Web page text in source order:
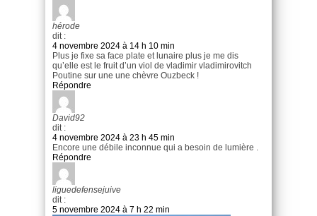
hérode
dit :
4 novembre 2024 à 14 h 10 min
Plus je fixe sa face plate et lunaire plus je me dis
qu’elle est le fruit d’un viol de vladimir vladimirovitch
Poutine sur une une chèvre Ouzbeck !
Répondre
David92
dit :
4 novembre 2024 à 23 h 45 min
Encore une débile inconnue qui a besoin de lumière .
Répondre
liguedefensejuive
dit :
5 novembre 2024 à 7 h 22 min